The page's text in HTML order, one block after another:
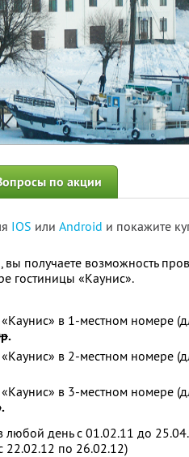
по акции
IOS или Android и покажите
получаете возможность
гостиницы «Каунис».
в 1-местном номере
.
в 2-местном номере
в 3-местном номере
.
любой день с 01.02.11 до
22.02.12 по 26.02.12)